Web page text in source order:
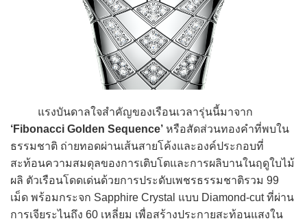
แรงบันดาลใจสำคัญของเรือนเวลารุ่นนี้มาจาก
‘Fibonacci Golden Sequence’ หรือสัดส่วนทองคำที่พบใน
ธรรมชาติ ถ่ายทอดผ่านเส้นสายโค้งและองค์ประกอบที่
สะท้อนความสมดุลของการเติบโตและการผลิบานในฤดูใบไม้
ผลิ ตัวเรือนโดดเด่นด้วยการประดับเพชรธรรมชาติรวม 99
เม็ด พร้อมกระจก Sapphire Crystal แบบ Diamond-cut ที่ผ่าน
การเจียระไนถึง 60 เหลี่ยม เพื่อสร้างประกายสะท้อนแสงใน